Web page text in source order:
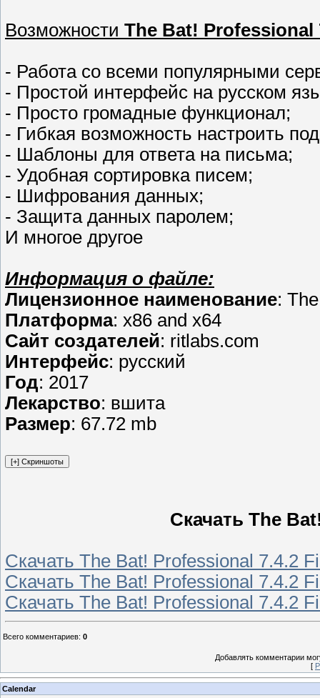
Возможности The Bat! Professional
- Работа со всеми популярными
- Простой интерфейс на русском
- Просто громадные функционал;
- Гибкая возможность настроить
- Шаблоны для ответа на письма;
- Удобная сортировка писем;
- Шифрования данных;
- Защита данных паролем;
И многое другое
Информация о файле:
Лицензионное наименование:
Платформа: x86 and x64
Сайт создателей: ritlabs.com
Интерфейс: русский
Год: 2017
Лекарство: вшита
Размер: 67.72 mb
Скачать The
Скачать The Bat! Professional 7.4.2
Скачать The Bat! Professional 7.4.2
Скачать The Bat! Professional 7.4.2
Всего комментариев: 0
Добавлять комментарии
[
Calendar